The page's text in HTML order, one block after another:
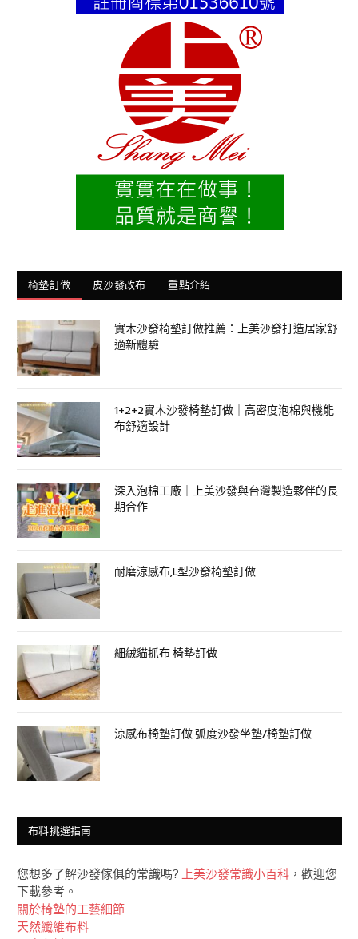
椅墊訂做 皮沙發改布 重點介紹
實木沙發椅墊訂做推薦：上美沙發打造居家舒
適新體驗
1+2+2實木沙發椅墊訂做｜高密度泡棉與機能
布舒適設計
深入泡棉工廠｜上美沙發與台灣製造夥伴的長
期合作
耐磨涼感布,L型沙發椅墊訂做
細絨貓抓布 椅墊訂做
涼感布椅墊訂做 弧度沙發坐墊/椅墊訂做
布料挑選指南
您想多了解沙發傢俱的常識嗎? 上美沙發常識小百科 ，歡迎您
下載參考。
關於椅墊的工藝細節
天然纖維布料